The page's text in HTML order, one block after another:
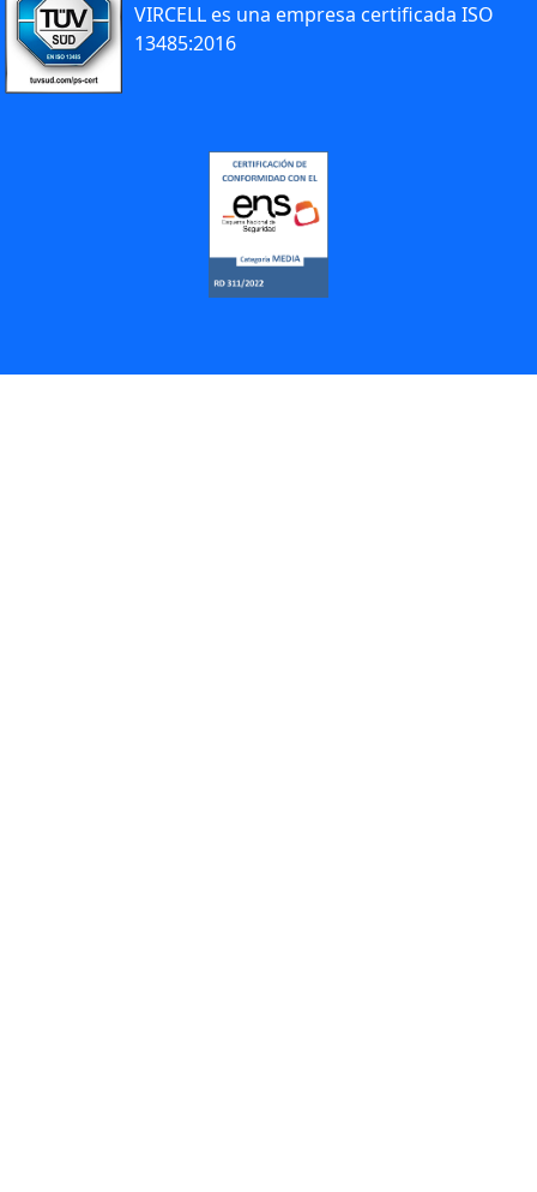
VIRCELL es una empresa certificada ISO
13485:2016